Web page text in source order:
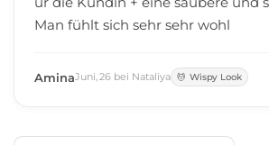
Man fühlt sich sehr sehr wohl
AminaJuni,26 bei Nataliya Wispy Look